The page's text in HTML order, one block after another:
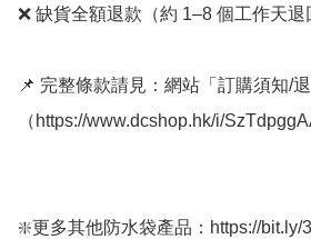
❌ 缺貨全額退款（約 1–8 個工作天退
📌 完整條款請見：網站「訂購須知/退
（https://www.dcshop.hk/i/
❇️更多其他防水袋產品：https://bit.ly/